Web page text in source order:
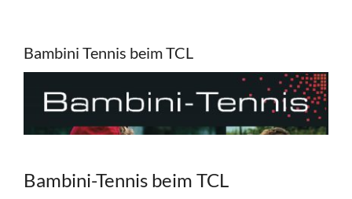
ALLGEMEIN
KONTAKT
Bambini Tennis beim TCL
grösseres
Bambini-Tennis beim TCL